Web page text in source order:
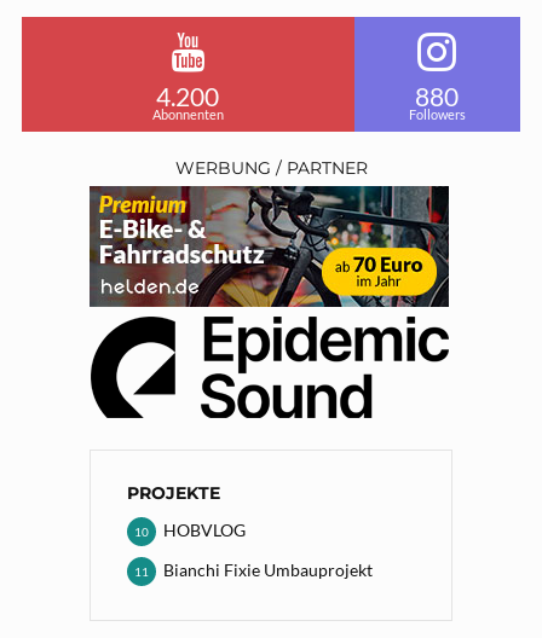
4.200
Abonnenten
880
Followers
WERBUNG / PARTNER
PROJEKTE
HOBVLOG
10
Bianchi Fixie Umbauprojekt
11